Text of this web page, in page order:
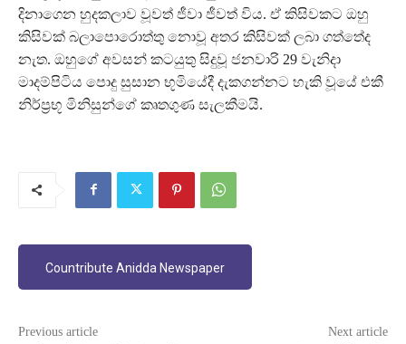
දිනාගෙන හුදකලාව වූවත් ජීවා ජීවත් විය. ඒ කිසිවකට ඔහු
කිසිවක් බලාපොරොත්තු නොවූ අතර කිසිවක් ලබා ගත්තේද
නැත. ඔහුගේ අවසන් කටයුතු සිදුවූ ජනවාරි 29 වැනිදා
මාදම්පිටිය පොදු සුසාන භූමියේදී දැකගන්නට හැකි වූයේ එකී
නිර්ප්‍රභූ මිනිසුන්ගේ කෘතගුණ සැලකීමයි.
Countribute Anidda Newspaper
Previous article
Next article